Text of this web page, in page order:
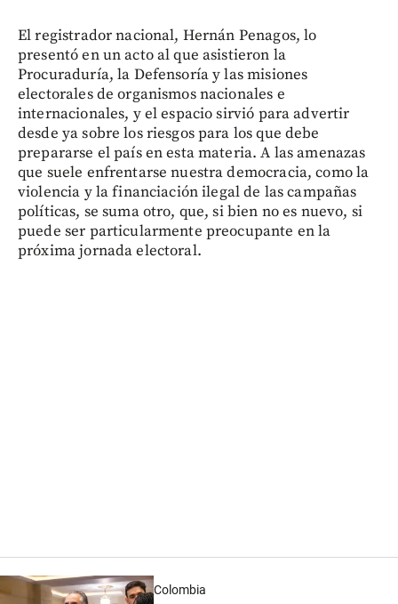
El registrador nacional, Hernán Penagos, lo
presentó en un acto al que asistieron la
Procuraduría, la Defensoría y las misiones
electorales de organismos nacionales e
internacionales, y el espacio sirvió para advertir
desde ya sobre los riesgos para los que debe
prepararse el país en esta materia. A las amenazas
que suele enfrentarse nuestra democracia, como la
violencia y la financiación ilegal de las campañas
políticas, se suma otro, que, si bien no es nuevo, si
puede ser particularmente preocupante en la
próxima jornada electoral.
Colombia